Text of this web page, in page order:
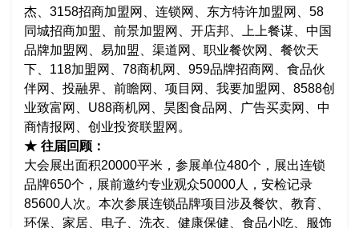
杰、3158招商加盟网、连锁网、东方特许加盟网、58
同城招商加盟、前景加盟网、开店邦、上上餐谋、中国
品牌加盟网、易加盟、渠道网、职业餐饮网、餐饮天
下、118加盟网、78商机网、959品牌招商网、食品伙
伴网、投融界、前瞻网、项目网、我要加盟网、8588创
业致富网、U88商机网、昊图食品网、广告买卖网、中
商情报网、创业投资联盟网。
★ 往届回顾：
大会展出面积20000平米，参展单位480个，展出连锁
品牌650个，展前邀约专业观众50000人，安检记录
85600人次。本次参展连锁品牌项目涉及餐饮、教育、
环保、家居、电子、洗衣、健康保健、食品小吃、服饰